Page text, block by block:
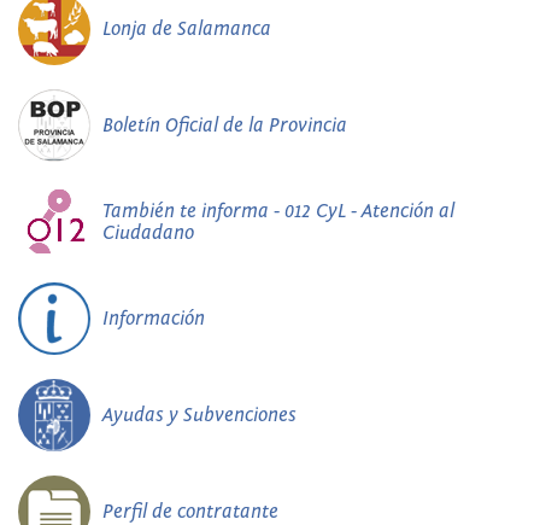
Lonja de Salamanca
Boletín Oficial de la Provincia
También te informa - 012 CyL - Atención al
Ciudadano
Información
Ayudas y Subvenciones
Perfil de contratante